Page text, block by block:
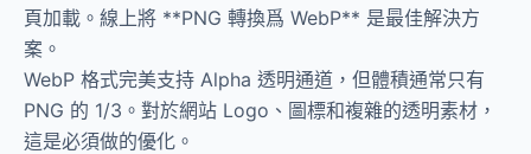
頁加載。線上將 **PNG 轉換爲 WebP** 是最佳解決方
案。
WebP 格式完美支持 Alpha 透明通道，但體積通常只有
PNG 的 1/3。對於網站 Logo、圖標和複雜的透明素材，
這是必須做的優化。